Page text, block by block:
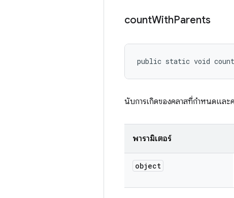
countWithParents
public static void
นับการเกิดของคลาสที่กำหนดแล
พารามิเตอร์
object